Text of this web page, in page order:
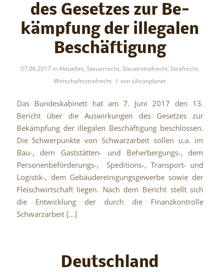
des Ge­set­zes zur Be­
kämp­fung der il­le­ga­len
Be­schäf­ti­gung
07.06.2017 inAktuelles, Steuerrecht, Steuerstrafrecht, Strafrecht,
Wirtschaftsstrafrecht / vonsiliconplanet
Das Bundeskabinett hat am 7. Juni 2017 den 13.
Bericht über die Auswirkungen des Gesetzes zur
Bekämpfung der illegalen Beschäftigung beschlossen.
Die Schwerpunkte von Schwarzarbeit sollen u.a. im
Bau-, dem Gaststätten- und Beherbergungs-, dem
Personenbeförderungs-, Speditions-, Transport- und
Logistik-, dem Gebäudereinigungsgewerbe sowie der
Fleischwirtschaft liegen. Nach dem Bericht stellt sich
die Entwicklung der durch die Finanzkontrolle
Schwarzarbeit […]
Deutschland